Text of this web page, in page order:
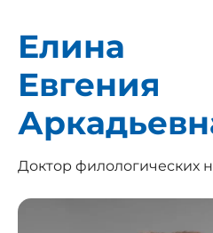
Елина
Евгения
Доктор филологических